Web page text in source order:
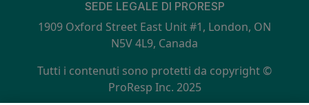
SEDE LEGALE DI PRORESP
1909 Oxford Street East Unit #1, London, ON
N5V 4L9, Canada
Tutti i contenuti sono protetti da copyright ©
ProResp Inc. 2025